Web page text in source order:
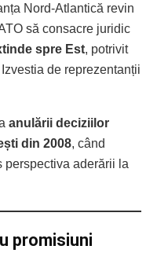
Nord-Atlantică revin
să consacre juridic
spre Est, potrivit
de reprezentanții
anulării deciziilor
din 2008, când
perspectiva aderării la
promisiuni